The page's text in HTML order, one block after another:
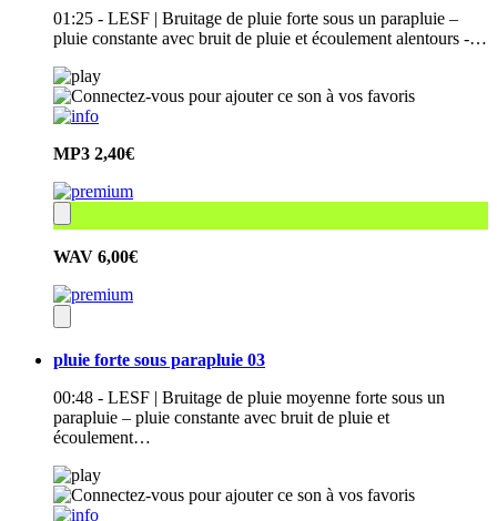
01:25 - LESF | Bruitage de pluie forte sous un parapluie –
pluie constante avec bruit de pluie et écoulement alentours -…
MP3 2,40€
WAV 6,00€
pluie forte sous parapluie 03
00:48 - LESF | Bruitage de pluie moyenne forte sous un
parapluie – pluie constante avec bruit de pluie et
écoulement…